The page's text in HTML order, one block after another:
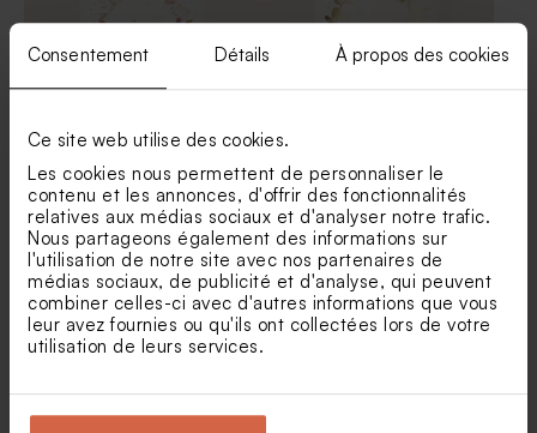
Consentement Détails À propos des cookies
Ce site web utilise des cookies.
Les cookies nous permettent de personnaliser le
contenu et les annonces, d'offrir des fonctionnalités
relatives aux médias sociaux et d'analyser notre trafic.
Nous partageons également des informations sur
l'utilisation de notre site avec nos partenaires de
médias sociaux, de publicité et d'analyse, qui peuvent
combiner celles-ci avec d'autres informations que vous
leur avez fournies ou qu'ils ont collectées lors de votre
utilisation de leurs services.
Marque place mariage table
de fête
Rond de serviette mariage
table de fête
Menu mariage bouquet floral
rose et blanc
Menu mariage couronne
florale dorée